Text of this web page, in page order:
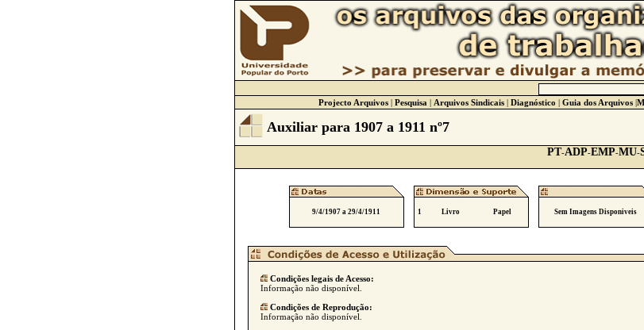
Projecto Arquivos| Pesquisa | Arquivos Sindicais| Diagnóstico | Guia dos Arquivos|
Auxiliar para 1907 a 1911 nº7
PT-ADP-EMP-MU-
9/4/1907 a 29/4/1911 1 Livro Papel Sem Imagens Disponiveis
Condições legais de Acesso:
Informação não disponível.
Condições de Reprodução:
Informação não disponível.